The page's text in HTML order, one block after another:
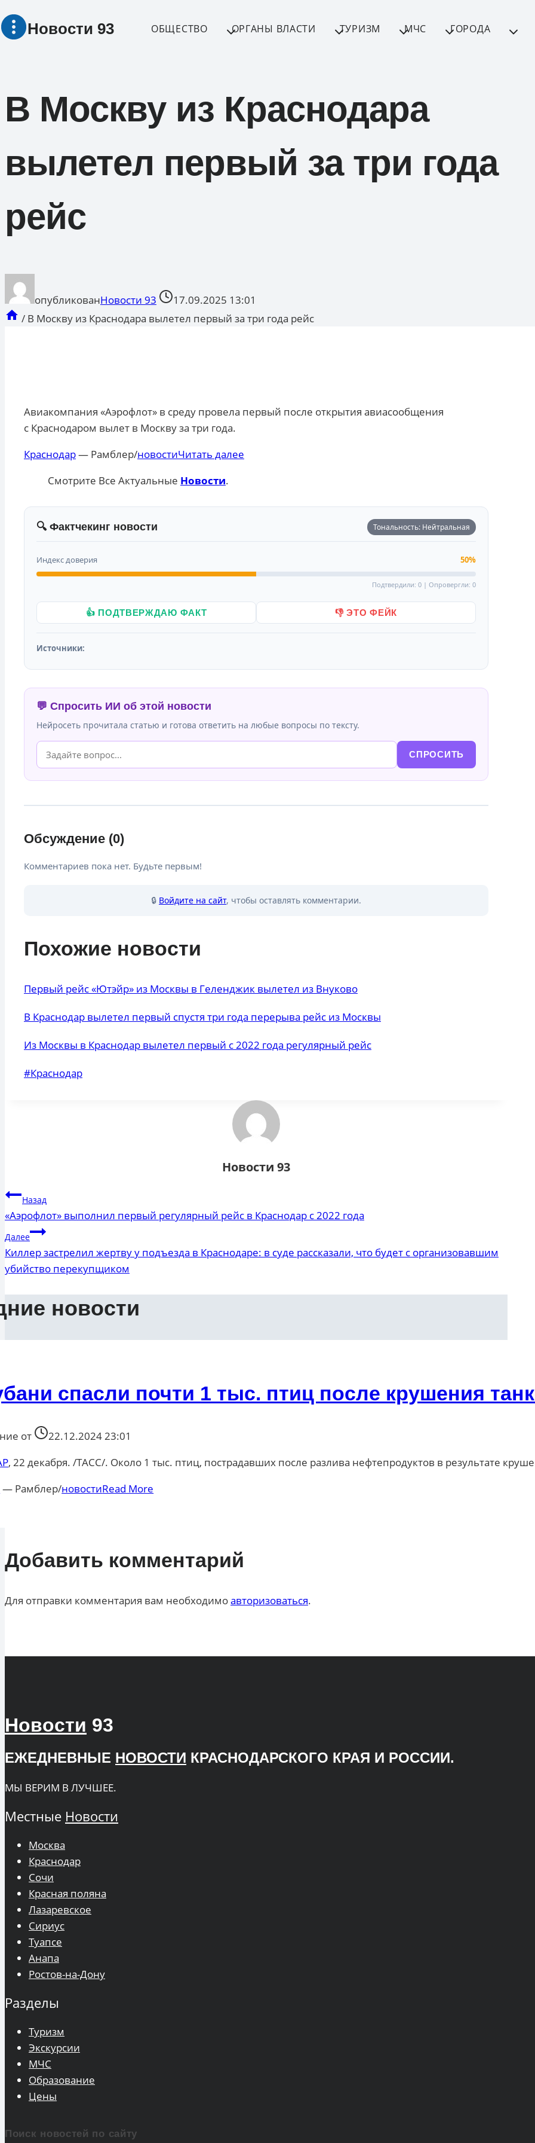
Перейти
Новости 93 ОБЩЕСТВО ОРГАНЫ ВЛАСТИ ТУРИЗМ МЧС ГОРОДА
В Москву из Краснодара
вылетел первый за три года
рейс
опубликованНовости 93
17.09.2025 13:01
/ В Москву из Краснодара вылетел первый за три года рейс
Авиакомпания «Аэрофлот» в среду провела первый после открытия авиасообщения
с Краснодаром вылет в Москву за три года.
Краснодар— Рамблер/новостиЧитать далее
Смотрите Все Актуальные Новости.
🔍 Фактчекинг новости Тональность: Нейтральная
Индекс доверия 50%
Подтвердили: 0 | Опровергли: 0
👍 ПОДТВЕРЖДАЮ ФАКТ 👎 ЭТО ФЕЙК
Источники:
💬 Спросить ИИ об этой новости
Нейросеть прочитала статью и готова ответить на любые вопросы по тексту.
СПРОСИТЬ
Обсуждение (0)
Комментариев пока нет. Будьте первым!
🔒 Войдите на сайт, чтобы оставлять комментарии.
Похожие новости
Первый рейс «Ютэйр» из Москвы в Геленджик вылетел из Внуково
В Краснодар вылетел первый спустя три года перерыва рейс из Москвы
Из Москвы в Краснодар вылетел первый с 2022 года регулярный рейс
Метки
#Краснодар
Новости 93
Навигация
по
записям
Назад
«Аэрофлот» выполнил первый регулярный рейс в Краснодар с 2022 года
Далее
Киллер застрелил жертву у подъезда в Краснодаре: в суде рассказали, что будет с организовавшим
убийство перекупщиком
новости
спасли почти 1 тыс. птиц после крушения
от
22.12.2024 23:01
, 22 декабря. /ТАСС/. Около 1 тыс. птиц, пострадавших после разлива нефтепродуктов в результате
— Рамблер/новостиRead More
Добавить комментарий
Для отправки комментария вам необходимоавторизоваться.
Новости 93
ЕЖЕДНЕВНЫЕ НОВОСТИ КРАСНОДАРСКОГО КРАЯ И РОССИИ.
МЫ ВЕРИМ В ЛУЧШЕЕ.
Местные Новости
Москва
Краснодар
Сочи
Красная поляна
Лазаревское
Сириус
Туапсе
Анапа
Ростов-на-Дону
Разделы
Туризм
Экскурсии
МЧС
Образование
Цены
Поиск новостей по сайту